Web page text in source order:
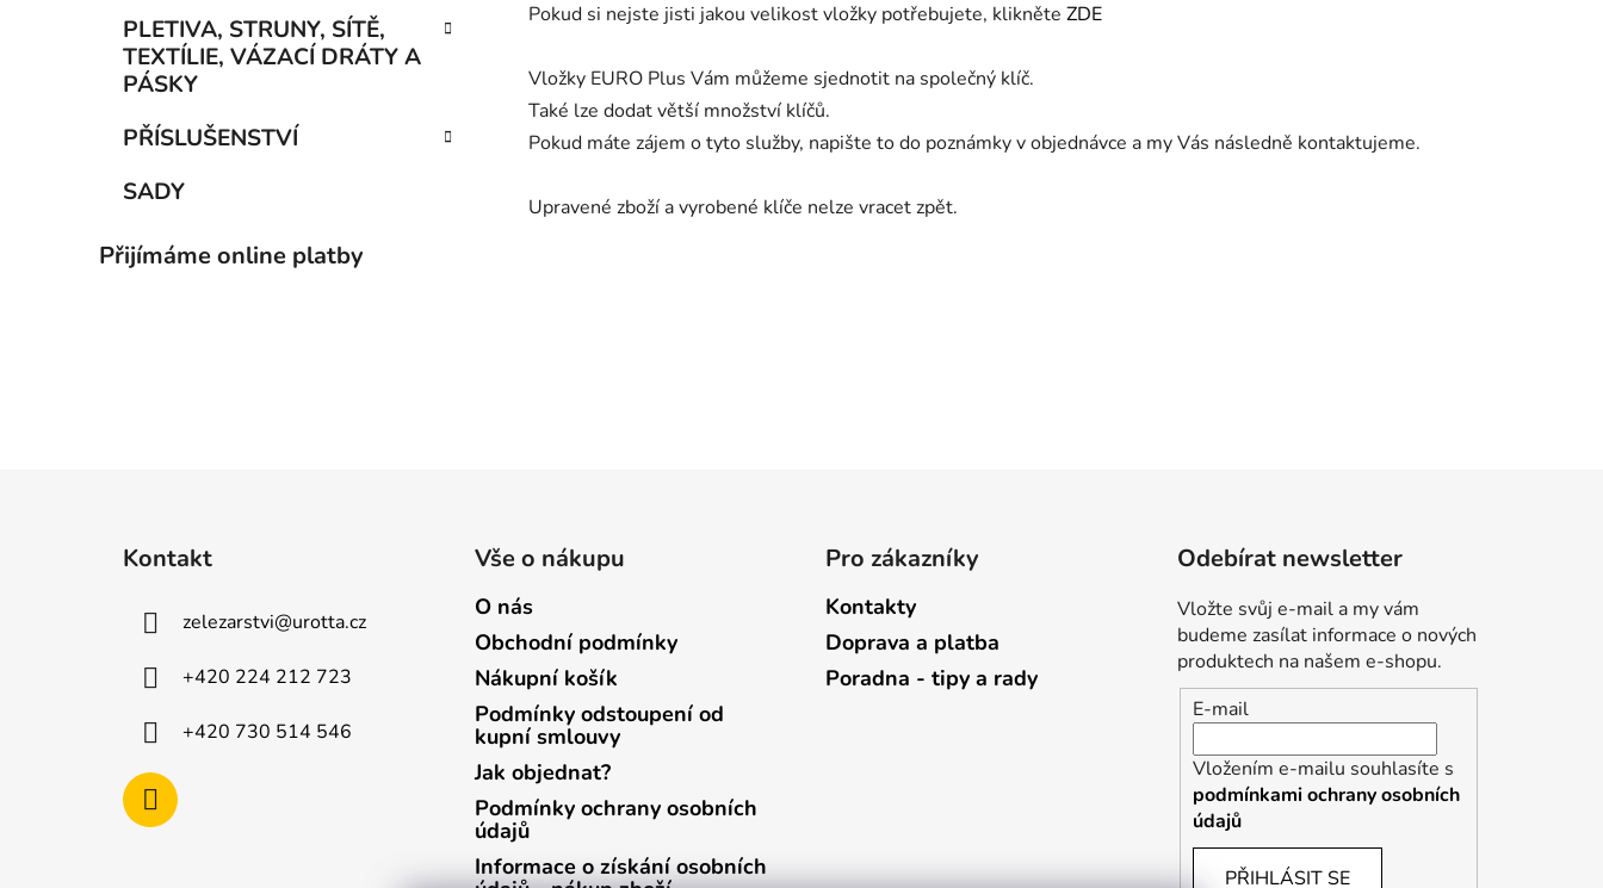
PLETIVA, STRUNY, SÍTĚ,
TEXTÍLIE, VÁZACÍ DRÁTY A
PÁSKY
PŘÍSLUŠENSTVÍ
SADY
Přijímáme online platby
Pokud si nejste jisti jakou velikost vložky potřebujete, klikněte ZDE
Vložky EURO Plus Vám můžeme sjednotit na společný klíč.
Také lze dodat větší množství klíčů.
Pokud máte zájem o tyto služby, napište to do poznámky v objednávce a my Vás následně kontaktujeme.
Upravené zboží a vyrobené klíče nelze vracet zpět.
Kontakt
zelezarstvi@urotta.cz
+420 224 212 723
+420 730 514 546
Vše o nákupu
O nás
Obchodní podmínky
Nákupní košík
Podmínky odstoupení od
kupní smlouvy
Jak objednat?
Podmínky ochrany osobních
údajů
Informace o získání osobních
Pro zákazníky
Kontakty
Doprava a platba
Poradna - tipy a rady
Odebírat newsletter
Vložte svůj e-mail a my vám
budeme zasílat informace o nových
produktech na našem e-shopu.
E-mail
Vložením e-mailu souhlasíte s
podmínkami ochrany osobních
údajů
PŘIHLÁSIT SE